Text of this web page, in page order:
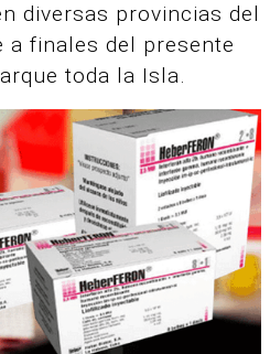
diversas provincias del
a finales del presente
toda la Isla.